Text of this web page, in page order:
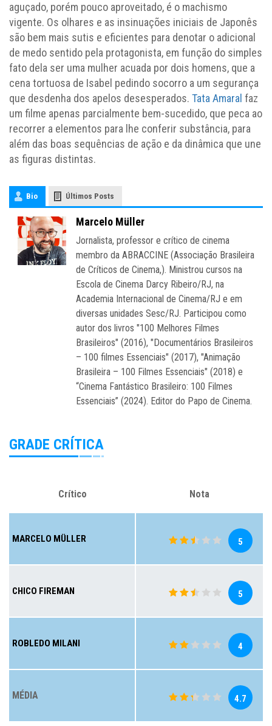
aguçado, porém pouco aproveitado, é o machismo
vigente. Os olhares e as insinuações iniciais de Japonês
são bem mais sutis e eficientes para denotar o adicional
de medo sentido pela protagonista, em função do simples
fato dela ser uma mulher acuada por dois homens, que a
cena tortuosa de Isabel pedindo socorro a um segurança
que desdenha dos apelos desesperados. Tata Amaral faz
um filme apenas parcialmente bem-sucedido, que peca ao
recorrer a elementos para lhe conferir substância, para
além das boas sequências de ação e da dinâmica que une
as figuras distintas.
Bio Últimos Posts
Marcelo Müller
Jornalista, professor e crítico de cinema
membro da ABRACCINE (Associação Brasileira
de Críticos de Cinema,). Ministrou cursos na
Escola de Cinema Darcy Ribeiro/RJ, na
Academia Internacional de Cinema/RJ e em
diversas unidades Sesc/RJ. Participou como
autor dos livros "100 Melhores Filmes
Brasileiros" (2016), "Documentários Brasileiros
– 100 filmes Essenciais" (2017), "Animação
Brasileira – 100 Filmes Essenciais" (2018) e
“Cinema Fantástico Brasileiro: 100 Filmes
Essenciais” (2024). Editor do Papo de Cinema.
GRADE CRÍTICA
Crítico Nota
MARCELO MÜLLER 5
CHICO FIREMAN 5
ROBLEDO MILANI 4
MÉDIA 4.7